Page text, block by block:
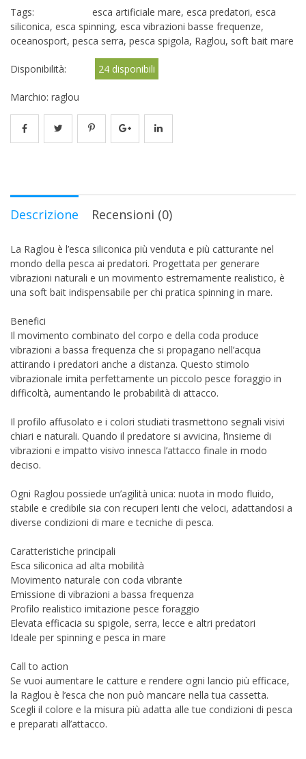
Tags:
esca artificiale mare, esca predatori, esca
siliconica, esca spinning, esca vibrazioni basse frequenze,
oceanosport, pesca serra, pesca spigola, Raglou, soft bait mare
Disponibilità: 24 disponibili
Marchio: raglou
Descrizione Recensioni (0)
La Raglou è l’esca siliconica più venduta e più catturante nel
mondo della pesca ai predatori. Progettata per generare
vibrazioni naturali e un movimento estremamente realistico, è
una soft bait indispensabile per chi pratica spinning in mare.
Benefici
Il movimento combinato del corpo e della coda produce
vibrazioni a bassa frequenza che si propagano nell’acqua
attirando i predatori anche a distanza. Questo stimolo
vibrazionale imita perfettamente un piccolo pesce foraggio in
difficoltà, aumentando le probabilità di attacco.
Il profilo affusolato e i colori studiati trasmettono segnali visivi
chiari e naturali. Quando il predatore si avvicina, l’insieme di
vibrazioni e impatto visivo innesca l’attacco finale in modo
deciso.
Ogni Raglou possiede un’agilità unica: nuota in modo fluido,
stabile e credibile sia con recuperi lenti che veloci, adattandosi a
diverse condizioni di mare e tecniche di pesca.
Caratteristiche principali
Esca siliconica ad alta mobilità
Movimento naturale con coda vibrante
Emissione di vibrazioni a bassa frequenza
Profilo realistico imitazione pesce foraggio
Elevata efficacia su spigole, serra, lecce e altri predatori
Ideale per spinning e pesca in mare
Call to action
Se vuoi aumentare le catture e rendere ogni lancio più efficace,
la Raglou è l’esca che non può mancare nella tua cassetta.
Scegli il colore e la misura più adatta alle tue condizioni di pesca
e preparati all’attacco.